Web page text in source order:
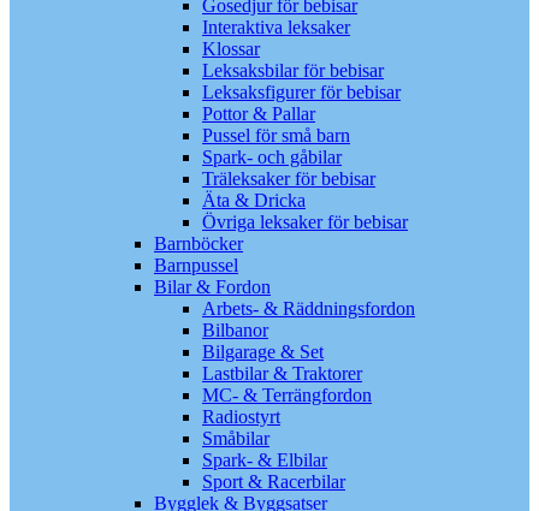
Gosedjur för bebisar
Interaktiva leksaker
Klossar
Leksaksbilar för bebisar
Leksaksfigurer för bebisar
Pottor & Pallar
Pussel för små barn
Spark- och gåbilar
Träleksaker för bebisar
Äta & Dricka
Övriga leksaker för bebisar
Barnböcker
Barnpussel
Bilar & Fordon
Arbets- & Räddningsfordon
Bilbanor
Bilgarage & Set
Lastbilar & Traktorer
MC- & Terrängfordon
Radiostyrt
Småbilar
Spark- & Elbilar
Sport & Racerbilar
Bygglek & Byggsatser